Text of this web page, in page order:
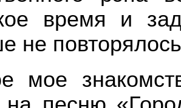
время и
не
мое